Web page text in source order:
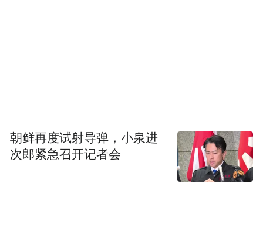
朝鲜再度试射导弹，小泉进
次郎紧急召开记者会